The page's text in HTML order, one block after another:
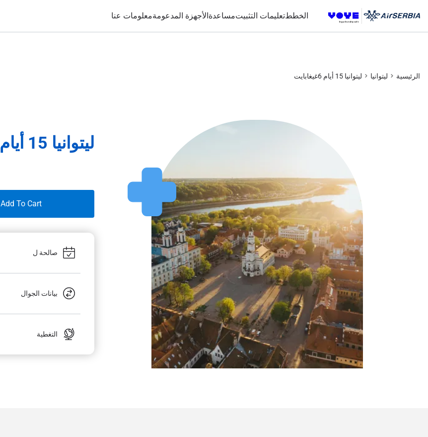
الخططتعليمات التثبيتمساعدةالأجهزة المدعومةمعلومات عنا
الرئيسية ليتوانيا ليتوانيا 15 أيام 6غيغابايت
ليتوانيا 15 أيام 6غيغابايت
Add To Cart
صالحة ل
بيانات الجوال
التغطية